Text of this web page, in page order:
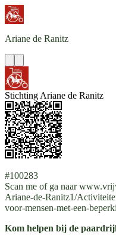
Ariane de Ranitz
Stichting Ariane de Ranitz
#100283
Scan me of ga naar
Ariane-de-Ranitz1/
voor-mensen-met-een-
Kom helpen bij de